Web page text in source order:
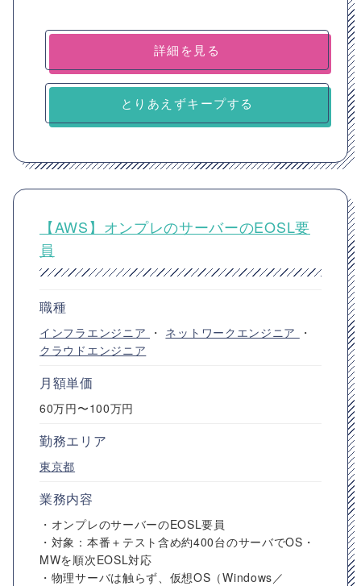
詳細を見る
とりあえずキープする
【AWS】オンプレのサーバーのEOSL要
員
職種
インフラエンジニア ・ ネットワークエンジニア
・
クラウドエンジニア
月額単価
60万円〜100万円
勤務エリア
東京都
業務内容
・オンプレのサーバーのEOSL要員
・対象：本番＋テスト含め約400台のサーバでOS・
MWを順次EOSL対応
・物理サーバは触らず、仮想OS（Windows／